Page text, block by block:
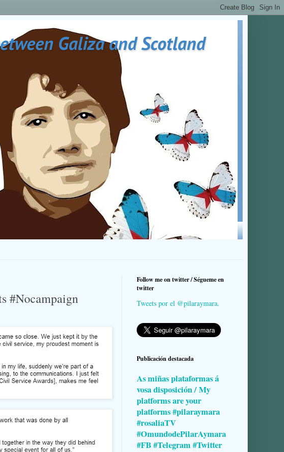
Galiza and Scotland
#Nocampaign
Follow me on twitter / Ségueme en
twitter
Tweets por el @pilaraymara.
Publicación destacada
As miñas plataformas á
vosa disposición / My
platforms are your
platforms #pilaraymara
#rosaliaTV
#OmundodePilarAymara
#FB #Telegram #Twitter